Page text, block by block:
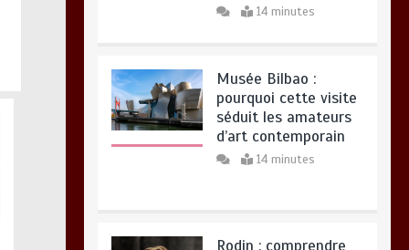
14 minutes
Musée Bilbao :
pourquoi cette visite
séduit les amateurs
d’art contemporain
14 minutes